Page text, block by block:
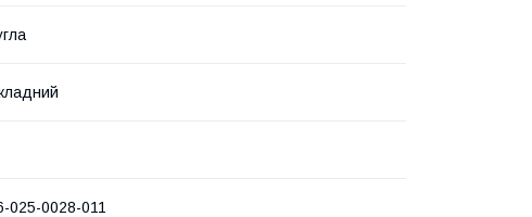
025-0028-011